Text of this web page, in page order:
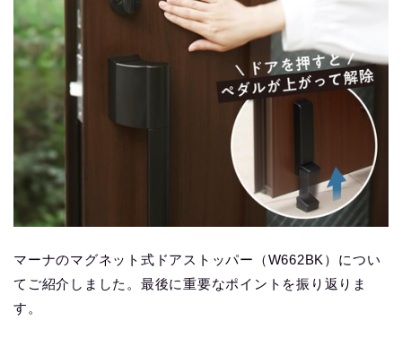
マーナのマグネット式ドアストッパー（W662BK）につい
てご紹介しました。最後に重要なポイントを振り返りま
す。